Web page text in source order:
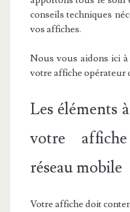
conseils techniques
vos affiches.
Nous vous aidons ici
votre affiche opérateur
Les éléments
votre
réseau mobile
Votre affiche doit